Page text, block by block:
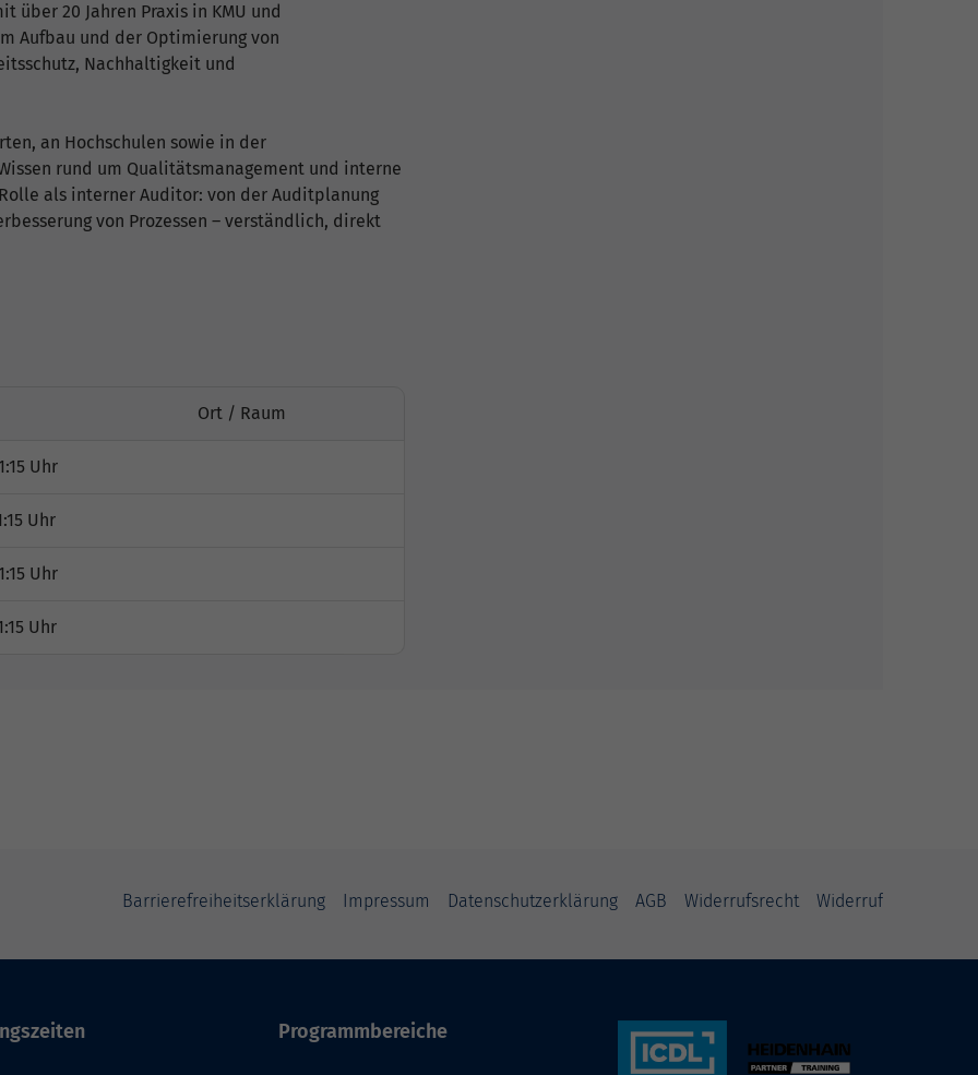
über 20 Jahren Praxis in KMU und
Aufbau und der Optimierung von
Nachhaltigkeit und
an Hochschulen sowie in der
rund um Qualitätsmanagement und interne
als interner Auditor: von der Auditplanung
von Prozessen – verständlich, direkt
Ort / Raum
Uhr
Uhr
Uhr
Uhr
Barrierefreiheitserklärung Impressum Datenschutzerklärung AGB Widerrufsrecht Widerruf
Programmbereiche